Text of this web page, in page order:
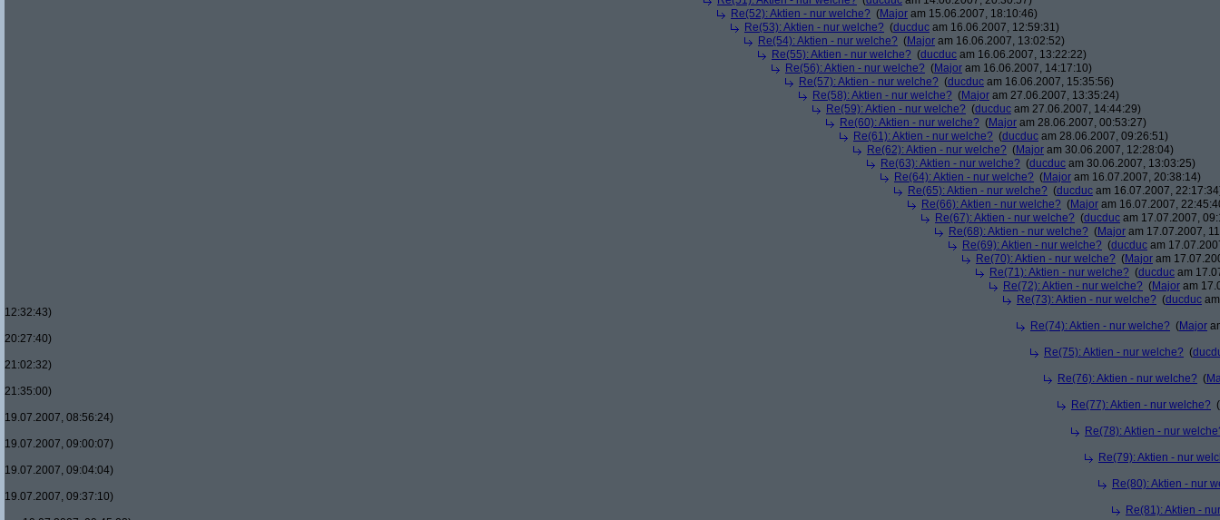
Re(52): Aktien - nur welche? (Major am 15.06.2007, 18:10:46)
Re(53): Aktien - nur welche? (ducduc am 16.06.2007, 12:59:31)
Re(54): Aktien - nur welche? (Major am 16.06.2007, 13:02:52)
Re(55): Aktien - nur welche? (ducduc am 16.06.2007, 13:22:22)
Re(56): Aktien - nur welche? (Major am 16.06.2007, 14:17:10)
Re(57): Aktien - nur welche? (ducduc am 16.06.2007, 15:35:56)
Re(58): Aktien - nur welche? (Major am 27.06.2007, 13:35:24)
Re(59): Aktien - nur welche? (ducduc am 27.06.2007, 14:44:29)
Re(60): Aktien - nur welche? (Major am 28.06.2007, 00:53:27)
Re(61): Aktien - nur welche? (ducduc am 28.06.2007, 09:26:51)
Re(62): Aktien - nur welche? (Major am 30.06.2007, 12:28:04)
Re(63): Aktien - nur welche? (ducduc am 30.06.2007, 13:03:25)
Re(64): Aktien - nur welche? (Major am 16.07.2007, 20:38:14)
Re(65): Aktien - nur welche? (ducduc am 16.07.2007,
Re(66): Aktien - nur welche? (Major am 16.07.2007,
Re(67): Aktien - nur welche? (ducduc am 17.07.2007,
Re(68): Aktien - nur welche? (Major am 17.07.2007,
Re(69): Aktien - nur welche? (ducduc am
Re(70): Aktien - nur welche? (Major am
Re(71): Aktien - nur welche? (ducduc am
Re(72): Aktien - nur welche? (Major am
Re(73): Aktien - nur welche? (ducduc
12:32:43)
Re(74): Aktien - nur welche? (Major
20:27:40)
Re(75): Aktien - nur welche? (
21:02:32)
Re(76): Aktien - nur welche? (
21:35:00)
Re(77): Aktien - nur welche? (
19.07.2007, 08:56:24)
Re(78): Aktien - nur
19.07.2007, 09:00:07)
Re(79): Aktien - nur
19.07.2007, 09:04:04)
Re(80): Aktien - nur
19.07.2007, 09:37:10)
Re(81): Aktien -